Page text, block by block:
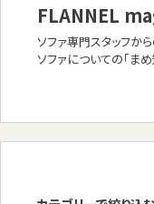
FLANNEL
ソファ専門スタッフか
ソファについての「ま